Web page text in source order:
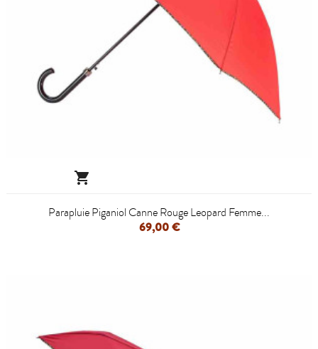

Parapluie Piganiol Canne Rouge Leopard Femme...
69,00 €